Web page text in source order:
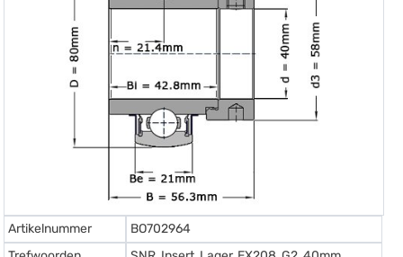
Artikelnummer
BO702964